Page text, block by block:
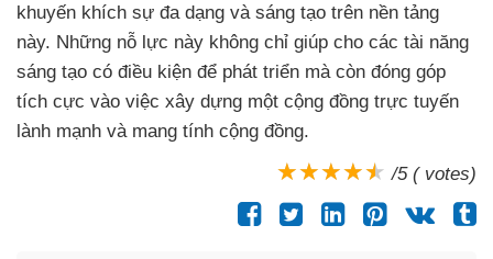
khuyến khích sự đa dạng và sáng tạo trên nền tảng
này. Những nỗ lực này không chỉ giúp cho các tài năng
sáng tạo có điều kiện để phát triển mà còn đóng góp
tích cực vào việc xây dựng một cộng đồng trực tuyến
lành mạnh và mang tính cộng đồng.
/5 ( votes)